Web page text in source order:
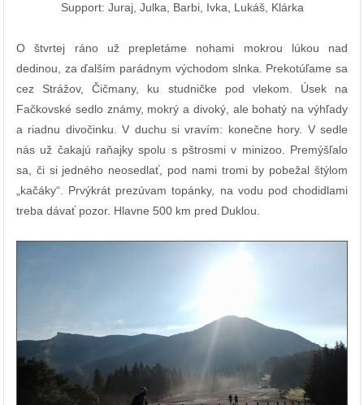
Support: Juraj, Julka, Barbi, Ivka, Lukáš, Klárka
O štvrtej ráno už prepletáme nohami mokrou lúkou nad
dedinou, za ďalším parádnym východom slnka. Prekotúľame sa
cez Strážov, Čičmany, ku studničke pod vlekom. Úsek na
Fačkovské sedlo známy, mokrý a divoký, ale bohatý na výhľady
a riadnu divočinku. V duchu si vravím: konečne hory. V sedle
nás už čakajú raňajky spolu s pštrosmi v minizoo. Premýšľalo
sa, či si jedného neosedlať, pod nami tromi by pobežal štýlom
„kačáky“. Prvýkrát prezúvam topánky, na vodu pod chodidlami
treba dávať pozor. Hlavne 500 km pred Duklou.